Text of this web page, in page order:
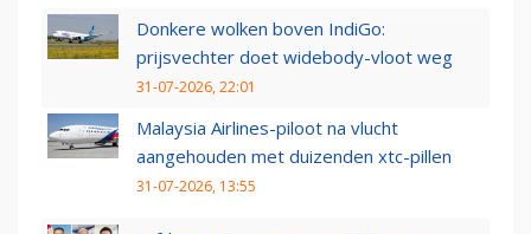
Donkere wolken boven IndiGo:
prijsvechter doet widebody-vloot weg
31-07-2026, 22:01
Malaysia Airlines-piloot na vlucht
aangehouden met duizenden xtc-pillen
31-07-2026, 13:55